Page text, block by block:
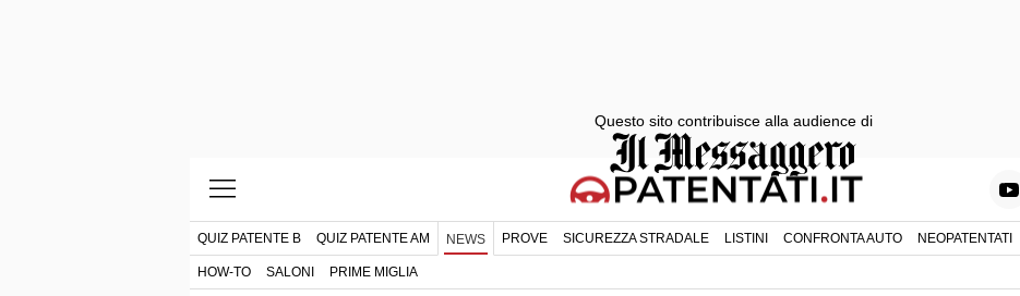
QUIZ PATENTE B QUIZ PATENTE AM NEWS PROVE SICUREZZA STRADALE LISTINI CONFRONTA AUTO NEOPATENTATI
HOW-TO SALONI PRIME MIGLIA
Questo sito contribuisce alla audience di